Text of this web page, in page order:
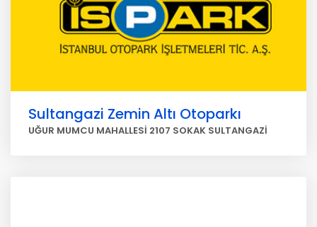
Sultangazi Zemin Altı Otoparkı
UĞUR MUMCU MAHALLESİ 2107 SOKAK SULTANGAZİ